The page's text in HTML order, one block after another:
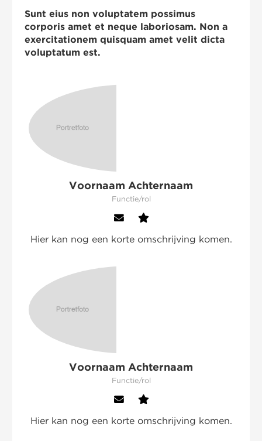
Sunt eius non voluptatem possimus
corporis amet et neque laboriosam. Non a
exercitationem quisquam amet velit dicta
voluptatum est.
Voornaam Achternaam
Functie/rol
Hier kan nog een korte omschrijving komen.
Voornaam Achternaam
Functie/rol
Hier kan nog een korte omschrijving komen.